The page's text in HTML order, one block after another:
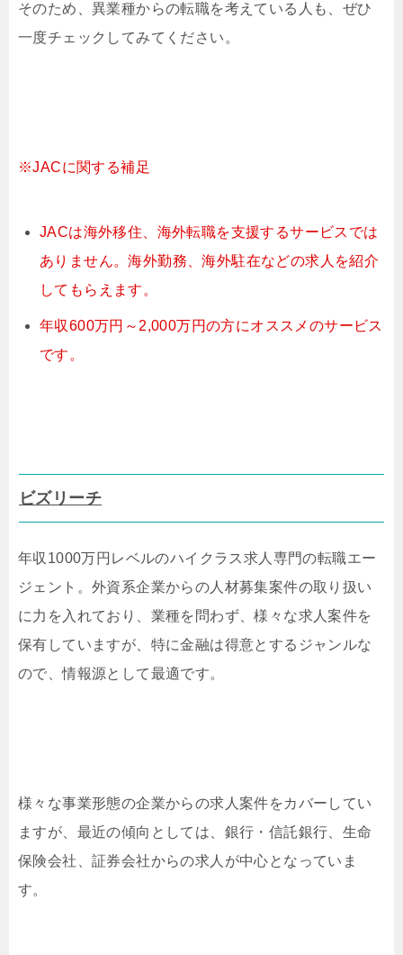
そのため、異業種からの転職を考えている人も、ぜひ
一度チェックしてみてください。
※JACに関する補足
JACは海外移住、海外転職を支援するサービスでは
ありません。海外勤務、海外駐在などの求人を紹介
してもらえます。
年収600万円～2,000万円の方にオススメのサービス
です。
ビズリーチ
年収1000万円レベルのハイクラス求人専門の転職エー
ジェント。外資系企業からの人材募集案件の取り扱い
に力を入れており、業種を問わず、様々な求人案件を
保有していますが、特に金融は得意とするジャンルな
ので、情報源として最適です。
様々な事業形態の企業からの求人案件をカバーしてい
ますが、最近の傾向としては、銀行・信託銀行、生命
保険会社、証券会社からの求人が中心となっていま
す。